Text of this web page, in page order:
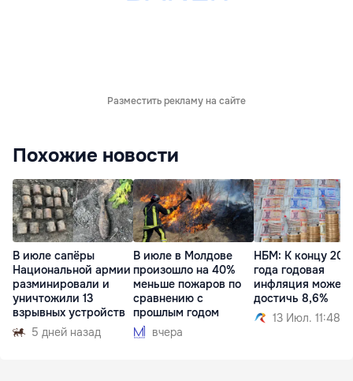
Разместить рекламу на сайте
Похожие новости
В июле сапёры
Национальной армии
разминировали и
уничтожили 13
взрывных устройств
5 дней назад
В июле в Молдове
произошло на 40%
меньше пожаров по
сравнению с
прошлым годом
вчера
НБМ: К концу
года годовая
инфляция может
достичь 8,6%
13 Июл. 11:48